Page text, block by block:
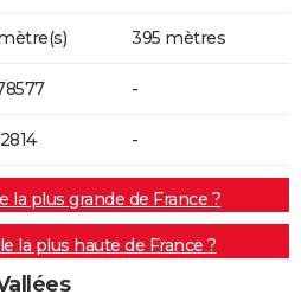
395 mètres
-
-
la plus grande de France ?
la plus haute de France ?